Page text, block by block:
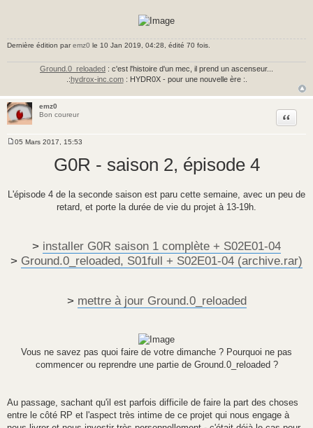
Dernière édition paremz0 le 10 Jan 2019, 04:28, édité 70 fois.
Ground.0_reloaded : c'est l'histoire d'un mec, il prend un ascenseur...
.:hydrox-inc.com: HYDR0X - pour une nouvelle ère :.
emz0
Bon coureur
Citer
g
e
05 Mars 2017, 15:53
G0R - saison 2, épisode 4
L'épisode 4 de la seconde saison est paru cette semaine, avec un peu de
retard, et porte la durée de vie du projet à 13-19h.
> installer G0R saison 1 complète + S02E01-04
> Ground.0_reloaded, S01full + S02E01-04 (archive.rar)
> mettre à jour Ground.0_reloaded
Vous ne savez pas quoi faire de votre dimanche ? Pourquoi ne pas
commencer ou reprendre une partie de Ground.0_reloaded ?
Au passage, sachant qu'il est parfois difficile de faire la part des choses
entre le côté RP et l'aspect très intime de ce projet qui nous engage à